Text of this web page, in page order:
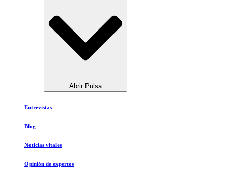
Abrir Pulsa
Entrevistas
Blog
Noticias vitales
Opinión de expertos